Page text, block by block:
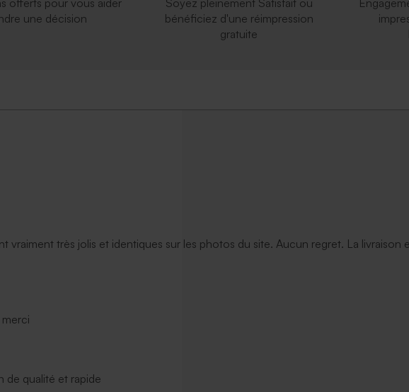
offerts pour vous aider
une décision
Soyez pleinement Satisfait ou
bénéficiez d'une réimpression
gratuite
vraiment très jolis et identiques sur les photos du site. Aucun regret. La
de qualité et rapide